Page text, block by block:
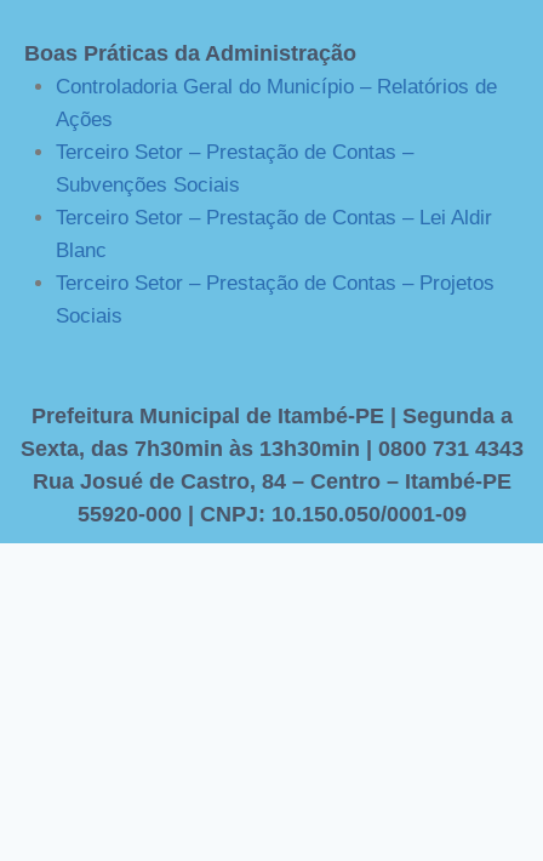
Boas Práticas da Administração
Controladoria Geral do Município – Relatórios de
Ações
Terceiro Setor – Prestação de Contas –
Subvenções Sociais
Terceiro Setor – Prestação de Contas – Lei Aldir
Blanc
Terceiro Setor – Prestação de Contas – Projetos
Sociais
Prefeitura Municipal de Itambé-PE | Segunda a
Sexta, das 7h30min às 13h30min | 0800 731 4343
Rua Josué de Castro, 84 – Centro – Itambé-PE
55920-000 | CNPJ: 10.150.050/0001-09